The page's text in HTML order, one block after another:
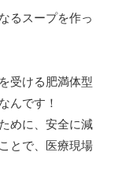
るスープを作っ
受ける肥満体型
んです！
めに、安全に減
とで、医療現場